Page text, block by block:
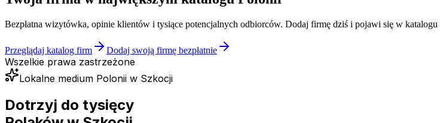
Bezpłatna wizytówka, opinie klientów i tysiące potencjalnych odbiorców. Dodaj firmę dziś i pojawi się w katalogu
Przeglądaj katalog firm Dodaj swoją firmę bezpłatnie
Wszelkie prawa zastrzeżone
Lokalne medium Polonii w Szkocji
Dotrzyj do tysięcy